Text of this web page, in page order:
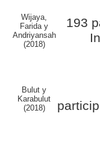
Wijaya,
Farida y
Andriyansah
(2018)
193
Bulut y
Karabulut
(2018)